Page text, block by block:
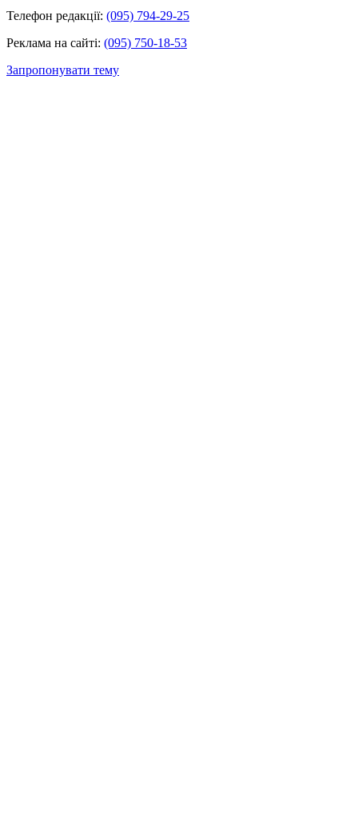
Телефон редакції: (095) 794-29-25
Реклама на сайті: (095) 750-18-53
Запропонувати тему